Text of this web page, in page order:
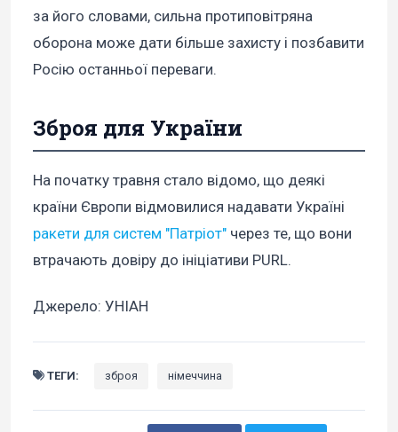
за його словами, сильна протиповітряна
оборона може дати більше захисту і позбавити
Росію останньої переваги.
Зброя для України
На початку травня стало відомо, що деякі
країни Європи відмовилися надавати Україні
ракети для систем "Патріот" через те, що вони
втрачають довіру до ініціативи PURL.
Джерело: УНІАН
ТЕГИ: зброя німеччина